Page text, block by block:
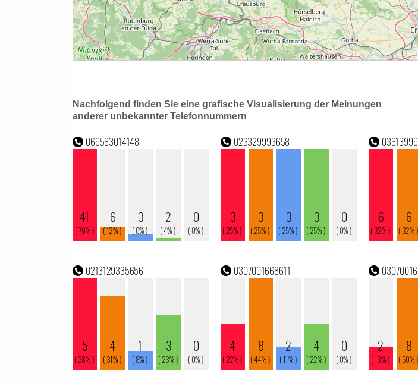
Nachfolgend finden Sie eine grafische Visualisierung der Meinungen
anderer unbekannter Telefonnummern